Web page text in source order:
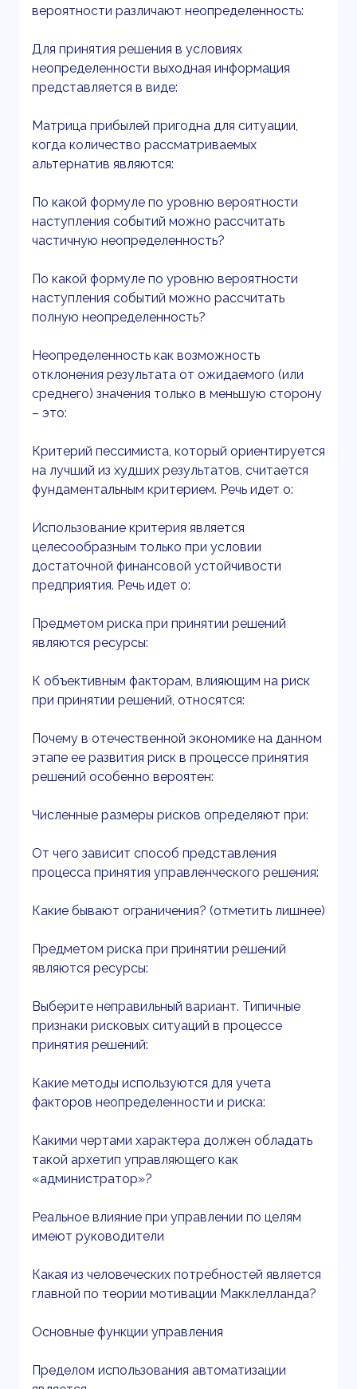
вероятности различают неопределенность:
Для принятия решения в условиях
неопределенности выходная информация
представляется в виде:
Матрица прибылей пригодна для ситуации,
когда количество рассматриваемых
альтернатив являются:
По какой формуле по уровню вероятности
наступления событий можно рассчитать
частичную неопределенность?
По какой формуле по уровню вероятности
наступления событий можно рассчитать
полную неопределенность?
Неопределенность как возможность
отклонения результата от ожидаемого (или
среднего) значения только в меньшую сторону
– это:
Критерий пессимиста, который ориентируется
на лучший из худших результатов, считается
фундаментальным критерием. Речь идет о:
Использование критерия является
целесообразным только при условии
достаточной финансовой устойчивости
предприятия. Речь идет о:
Предметом риска при принятии решений
являются ресурсы:
К объективным факторам, влияющим на риск
при принятии решений, относятся:
Почему в отечественной экономике на данном
этапе ее развития риск в процессе принятия
решений особенно вероятен:
Численные размеры рисков определяют при:
От чего зависит способ представления
процесса принятия управленческого решения:
Какие бывают ограничения? (отметить лишнее)
Предметом риска при принятии решений
являются ресурсы:
Выберите неправильный вариант. Типичные
признаки рисковых ситуаций в процессе
принятия решений:
Какие методы используются для учета
факторов неопределенности и риска:
Какими чертами характера должен обладать
такой архетип управляющего как
«администратор»?
Реальное влияние при управлении по целям
имеют руководители
Какая из человеческих потребностей является
главной по теории мотивации Макклелланда?
Основные функции управления
Пределом использования автоматизации